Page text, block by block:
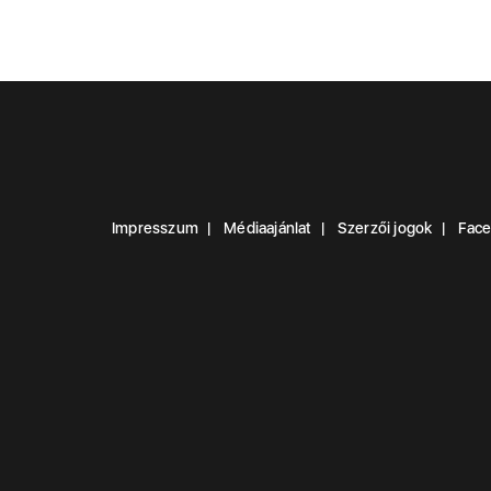
Impresszum Médiaajánlat Szerzői jogok